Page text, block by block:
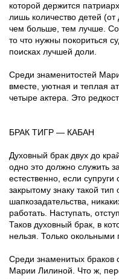
которой держится
лишь количество детей
чем больше, тем лучше.
то что нужны покориться
поисках лучшей доли.
Среди знаменитостей
вместе, уютная и теплая
четыре актера. Это
БРАК ТИГР — КАБАН
Духовный брак двух до
одно это должно служить
естественно, если супруги
закрытому знаку такой
шапкозадательства,
работать. Наступать,
Таков духовный брак, в
нельзя. Только окольными
Среди знаменитых браков
Марии Лилиной. Что ж,